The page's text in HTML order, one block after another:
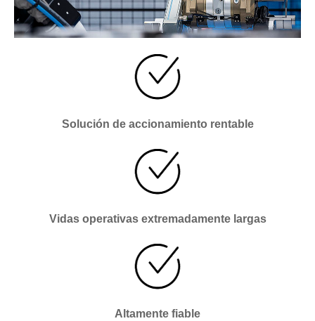
Solución de accionamiento rentable
Vidas operativas extremadamente largas
Altamente fiable